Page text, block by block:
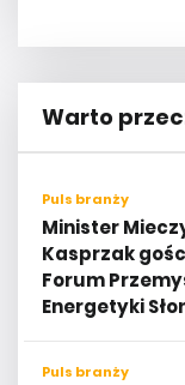
Warto
Puls branży
Minister
Kasprzak
Forum
Energetyki
Puls branży